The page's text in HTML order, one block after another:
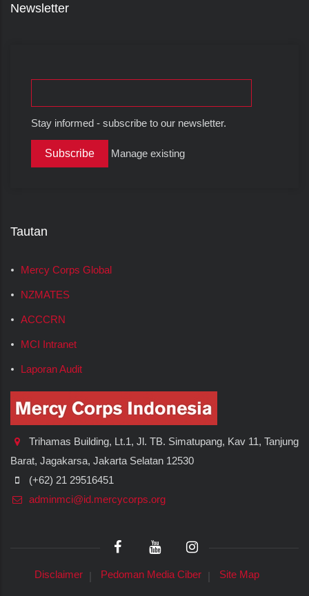
Newsletter
Stay informed - subscribe to our newsletter.
Manage existing
Tautan
Mercy Corps Global
NZMATES
ACCCRN
MCI Intranet
Laporan Audit
Trihamas Building, Lt.1, Jl. TB. Simatupang, Kav 11, Tanjung
Barat, Jagakarsa, Jakarta Selatan 12530
(+62) 21 29516451
adminmci@id.mercycorps.org
Disclaimer Pedoman Media Ciber Site Map